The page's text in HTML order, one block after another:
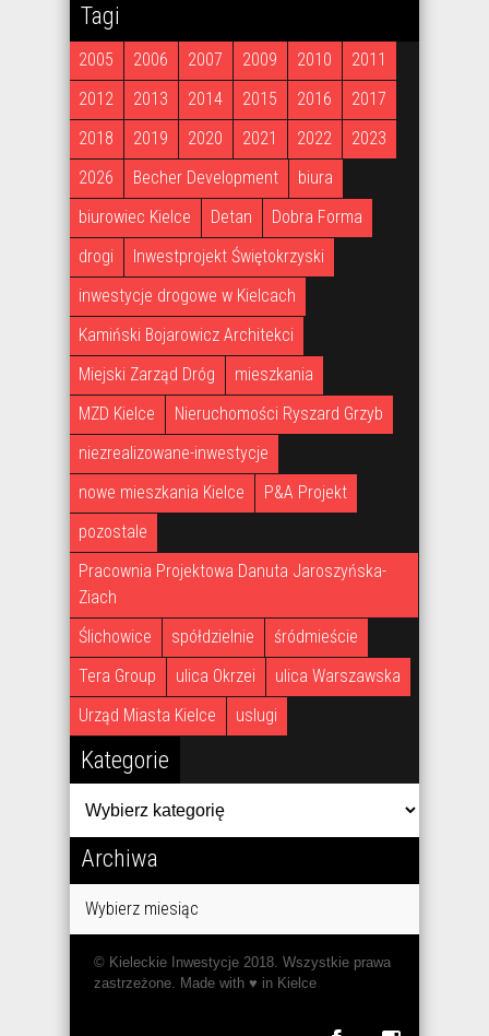
Tagi
2005 2006 2007 2009 2010
2011
2012
2013 2014 2015 2016
2017
2018
2019 2020 2021 2022
2023
2026
Becher Development
biura
biurowiec Kielce
Detan
Dobra Forma
drogi
Inwestprojekt Świętokrzyski
inwestycje drogowe w Kielcach
Kamiński Bojarowicz Architekci
Miejski Zarząd Dróg
mieszkania
MZD Kielce
Nieruchomości Ryszard Grzyb
niezrealizowane-inwestycje
nowe mieszkania Kielce
P&A Projekt
pozostale
Pracownia Projektowa Danuta Jaroszyńska-
Ziach
Ślichowice
spółdzielnie
śródmieście
Tera Group
ulica Okrzei
ulica Warszawska
Urząd Miasta Kielce
uslugi
Kategorie
Archiwa
Wybierz miesiąc
© Kieleckie Inwestycje 2018. Wszystkie prawa
zastrzeżone. Made with ♥︎ in Kielce